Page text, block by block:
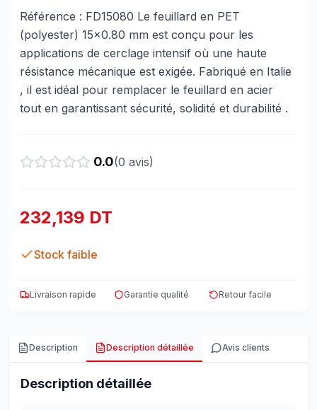
Référence : FD15080 Le feuillard en PET
(polyester) 15x0.80 mm est conçu pour les
applications de cerclage intensif où une haute
résistance mécanique est exigée. Fabriqué en Italie
, il est idéal pour remplacer le feuillard en acier
tout en garantissant sécurité, solidité et durabilité .
0.0(0 avis)
232,139 DT
Stock faible
Livraison rapide Garantie qualité Retour facile
Description Description détaillée Avis clients
Description détaillée